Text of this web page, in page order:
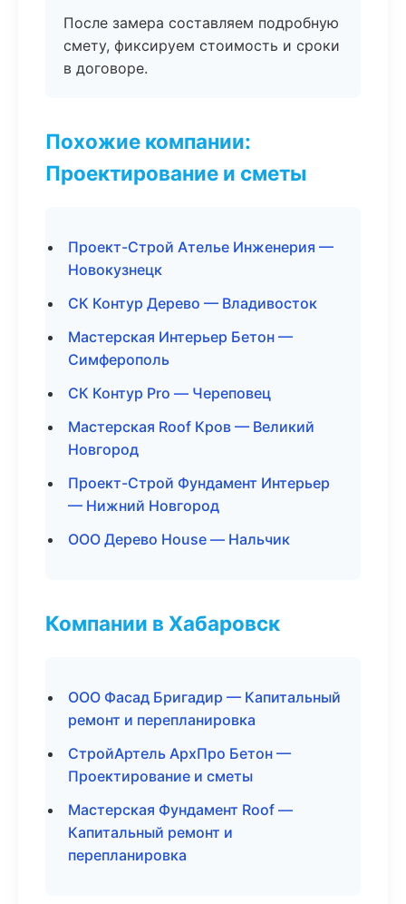
После замера составляем подробную
смету, фиксируем стоимость и сроки
в договоре.
Похожие компании:
Проектирование и сметы
Проект-Строй Ателье Инженерия —
Новокузнецк
СК Контур Дерево — Владивосток
Мастерская Интерьер Бетон —
Симферополь
СК Контур Pro — Череповец
Мастерская Roof Кров — Великий
Новгород
Проект-Строй Фундамент Интерьер
— Нижний Новгород
ООО Дерево House — Нальчик
Компании в Хабаровск
ООО Фасад Бригадир — Капитальный
ремонт и перепланировка
СтройАртель АрхПро Бетон —
Проектирование и сметы
Мастерская Фундамент Roof —
Капитальный ремонт и
перепланировка